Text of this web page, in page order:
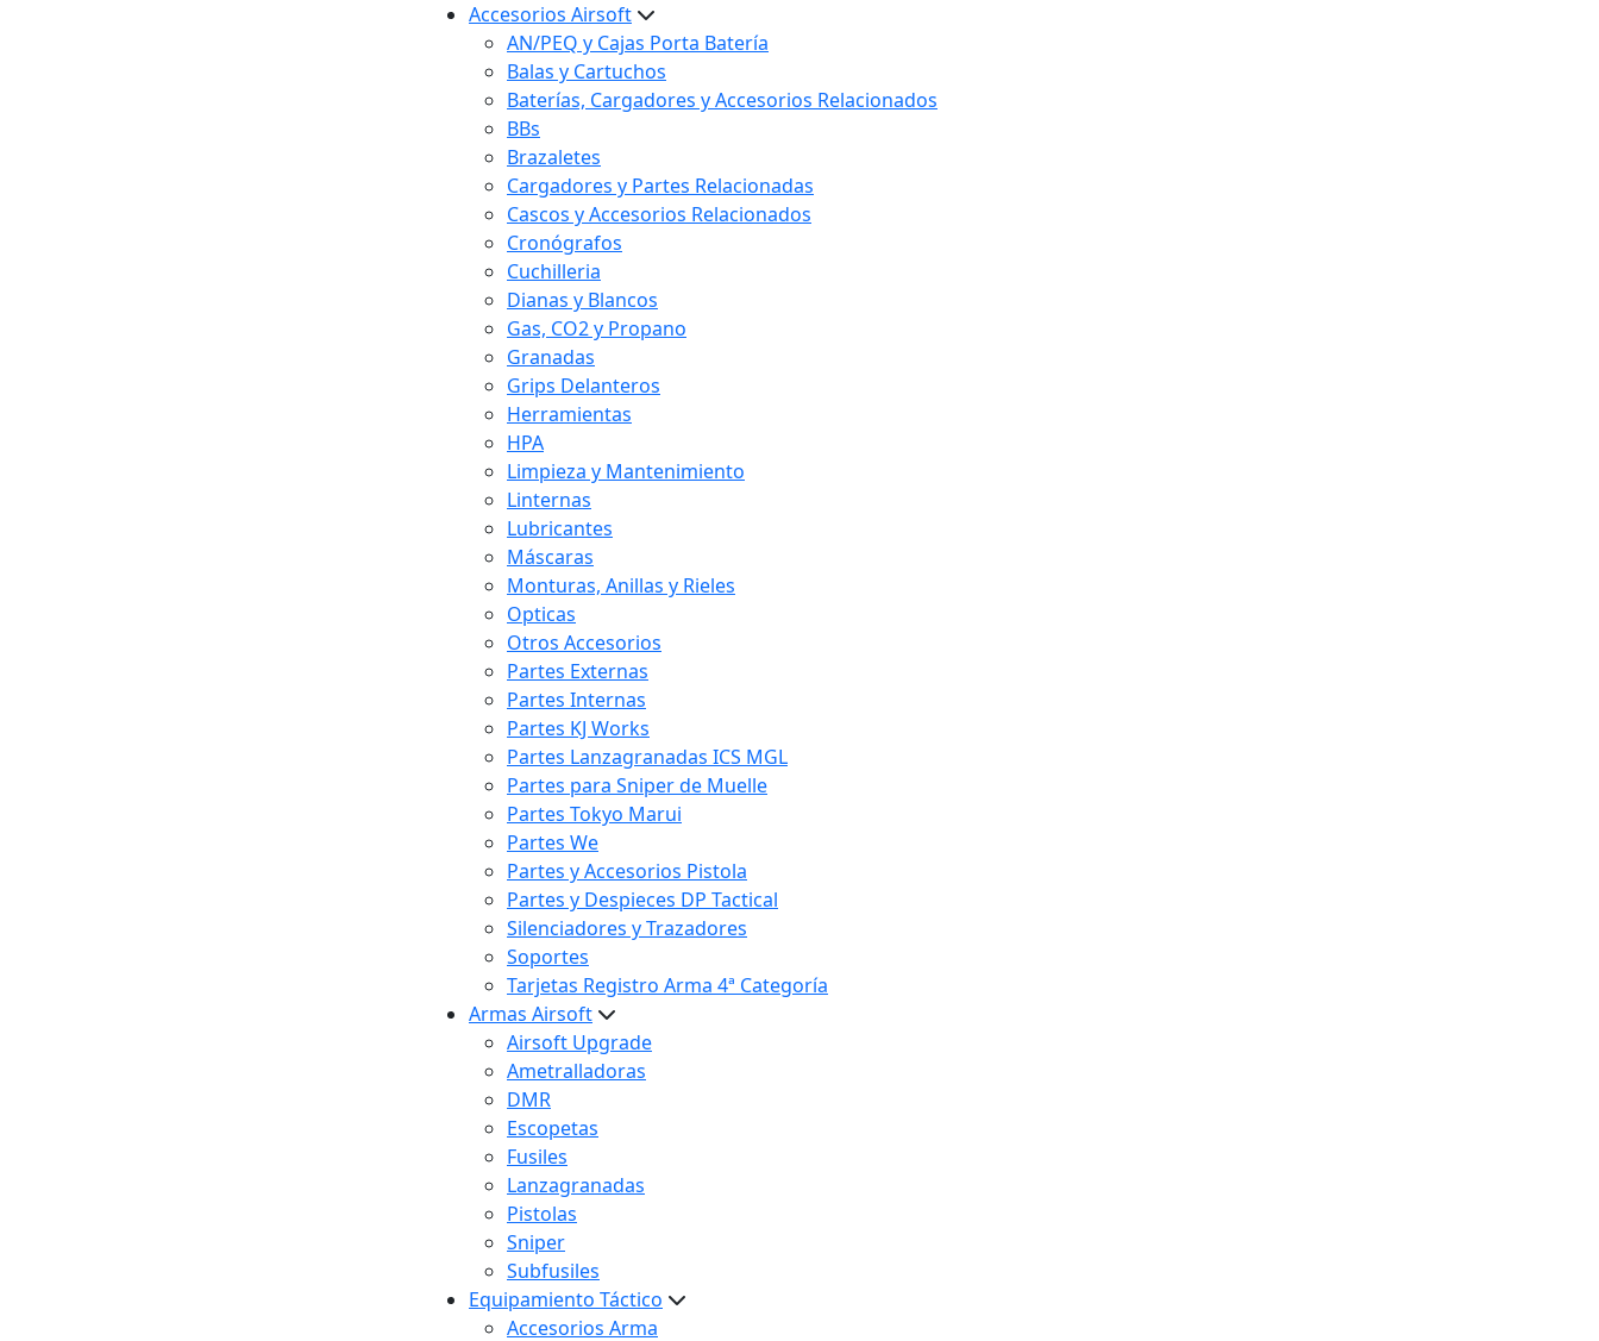
Accesorios Airsoft
AN/PEQ y Cajas Porta Batería
Balas y Cartuchos
Baterías, Cargadores y Accesorios Relacionados
BBs
Brazaletes
Cargadores y Partes Relacionadas
Cascos y Accesorios Relacionados
Cronógrafos
Cuchilleria
Dianas y Blancos
Gas, CO2 y Propano
Granadas
Grips Delanteros
Herramientas
HPA
Limpieza y Mantenimiento
Linternas
Lubricantes
Máscaras
Monturas, Anillas y Rieles
Opticas
Otros Accesorios
Partes Externas
Partes Internas
Partes KJ Works
Partes Lanzagranadas ICS MGL
Partes para Sniper de Muelle
Partes Tokyo Marui
Partes We
Partes y Accesorios Pistola
Partes y Despieces DP Tactical
Silenciadores y Trazadores
Soportes
Tarjetas Registro Arma 4ª Categoría
Armas Airsoft
Airsoft Upgrade
Ametralladoras
DMR
Escopetas
Fusiles
Lanzagranadas
Pistolas
Sniper
Subfusiles
Equipamiento Táctico
Accesorios Arma